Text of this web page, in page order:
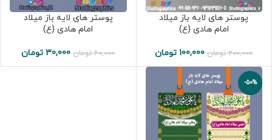
پوستر های لایه باز میلاد
امام هادی (ع)
200,000 تومان 100,000 تومان
پوستر های لایه باز میلاد
امام هادی (ع)
60,000 تومان 30,000 تومان
-50%